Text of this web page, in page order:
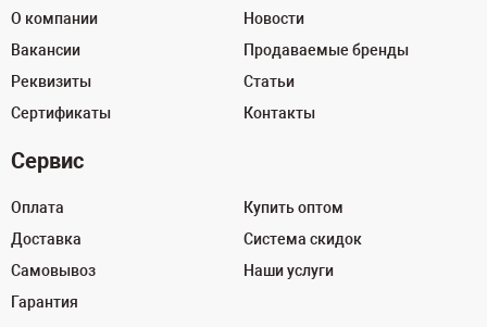
О компании
Вакансии
Реквизиты
Сертификаты
Новости
Продаваемые бренды
Статьи
Контакты
Сервис
Оплата
Доставка
Самовывоз
Гарантия
Купить оптом
Система скидок
Наши услуги